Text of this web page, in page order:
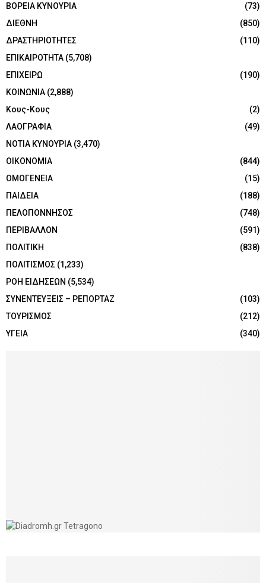
ΒΟΡΕΙΑ ΚΥΝΟΥΡΙΑ
(73)
ΔΙΕΘΝΗ
(850)
ΔΡΑΣΤΗΡΙΟΤΗΤΕΣ
(110)
ΕΠΙΚΑΙΡΟΤΗΤΑ (5,708)
ΕΠΙΧΕΙΡΩ
(190)
ΚΟΙΝΩΝΙΑ (2,888)
Κους-Κους
(2)
ΛΑΟΓΡΑΦΙΑ
(49)
ΝΟΤΙΑ ΚΥΝΟΥΡΙΑ (3,470)
ΟΙΚΟΝΟΜΙΑ
(844)
ΟΜΟΓΕΝΕΙΑ
(15)
ΠΑΙΔΕΙΑ
(188)
ΠΕΛΟΠΟΝΝΗΣΟΣ
(748)
ΠΕΡΙΒΑΛΛΟΝ
(591)
ΠΟΛΙΤΙΚΗ
(838)
ΠΟΛΙΤΙΣΜΟΣ (1,233)
ΡΟΗ ΕΙΔΗΣΕΩΝ (5,534)
ΣΥΝΕΝΤΕΥΞΕΙΣ – ΡΕΠΟΡΤΑΖ
(103)
ΤΟΥΡΙΣΜΟΣ
(212)
ΥΓΕΙΑ
(340)